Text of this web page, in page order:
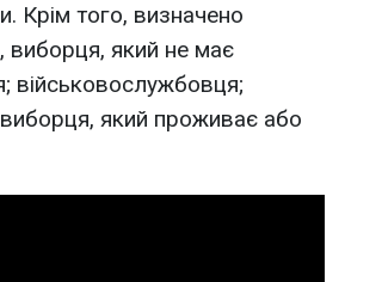
Крім того, визначено
виборця, який не має
військовослужбовця;
який проживає або